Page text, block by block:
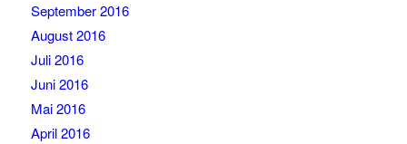
September 2016
August 2016
Juli 2016
Juni 2016
Mai 2016
April 2016